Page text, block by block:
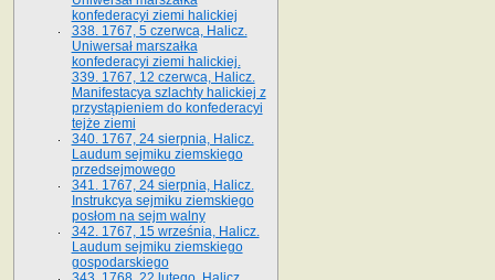
konfederacyi ziemi halickiej
338. 1767, 5 czerwca, Halicz.
Uniwersał marszałka
konfederacyi ziemi halickiej.
339. 1767, 12 czerwca, Halicz.
Manifestacya szlachty halickiej z
przystąpieniem do konfederacyi
tejże ziemi
340. 1767, 24 sierpnia, Halicz.
Laudum sejmiku ziemskiego
przedsejmowego
341. 1767, 24 sierpnia, Halicz.
Instrukcya sejmiku ziemskiego
posłom na sejm walny
342. 1767, 15 września, Halicz.
Laudum sejmiku ziemskiego
gospodarskiego